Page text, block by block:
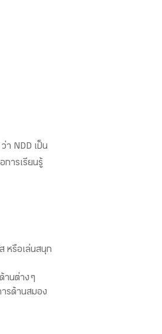
า NDD เป็น
การเรียนรู้
หรือเล่นสนุก
านต่าง ๆ
รด้านสมอง